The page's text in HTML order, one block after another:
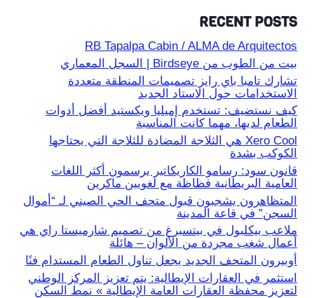
RECENT POSTS
RB Tapalpa Cabin / ALMA de Arquitectos
بيت من الطوب من Birdseye | السجل المعماري
تشارك تامبا باي رايز تصميمات المنطقة متعددة
الاستخدامات حول الاستاد الجديد
كيف نستضيف: تستخدم إميليا ويكستيد أفضل أدوات
الطعام لديها، مهما كانت المناسبة
Xero Cool هي الثلاجة المضادة للثلاجة التي يحتاجها
الكوكب بشدة
قانون سود: رسامو الكاريكاتير يرسمون أكثر اللغات
العامية البريطانية فظاظة مع لغويين ماكرين
المتظاهرون يشجبون قبول متحف الحي الصيني لـ “أموال
السجن” في قاعة المدينة
ملاعب بيكلبول في بيتسبرغ من تصميم شارميستا راي هي
أعمال شغب مجردة من الألوان – هائلة
أوبيرون المتحف الجديد يجعل تناول الطعام المستدام فنًا
استثمر في العقارات الإيطالية: يتم تعزيز المركز الوطني
لتعزيز محفظة العقارات العامة الإيطالية » نمط السكن